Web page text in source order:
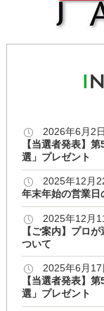
2026年6月2日
【当選者発表】
選」プレゼント
2025年12月
年末年始の営業日
2025年12月
【ご案内】プロ
ついて
2025年6月17
【当選者発表】
選」プレゼント